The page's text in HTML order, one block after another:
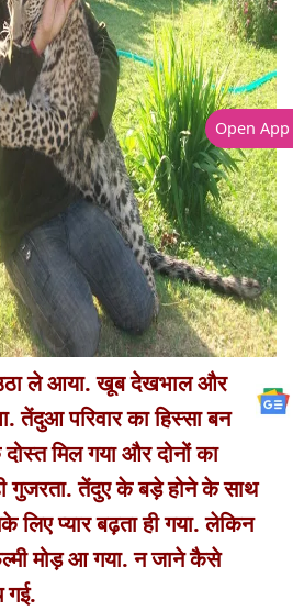
ले आया. खूब देखभाल और
तेंदुआ परिवार का हिस्सा बन
मिल गया और दोनों का
गुजरता. तेंदुए के बड़े होने के साथ
लिए प्यार बढ़ता ही गया. लेकिन
मोड़ आ गया. न जाने कैसे
Open App